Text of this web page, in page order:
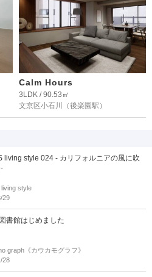
Calm Hours
3LDK / 90.53㎡
文京区小石川
（後楽園駅）
living style 024 - カリフォルニアの風に吹
living style
29
書館はじめました
graph《カウカモグラフ》
28